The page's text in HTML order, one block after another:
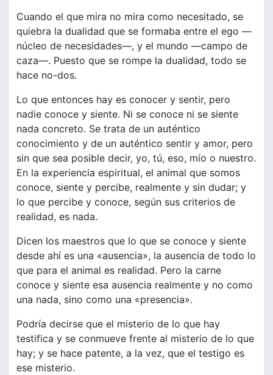
Cuando el que mira no mira como necesitado, se
quiebra la dualidad que se formaba entre el ego —
núcleo de necesidades—, y el mundo —campo de
caza—. Puesto que se rompe la dualidad, todo se
hace no-dos.
Lo que entonces hay es conocer y sentir, pero
nadie conoce y siente. Ni se conoce ni se siente
nada concreto. Se trata de un auténtico
conocimiento y de un auténtico sentir y amor, pero
sin que sea posible decir, yo, tú, eso, mío o nuestro.
En la experiencia espiritual, el animal que somos
conoce, siente y percibe, realmente y sin dudar; y
lo que percibe y conoce, según sus criterios de
realidad, es nada.
Dicen los maestros que lo que se conoce y siente
desde ahí es una «ausencia», la ausencia de todo lo
que para el animal es realidad. Pero la carne
conoce y siente esa ausencia realmente y no como
una nada, sino como una «presencia».
Podría decirse que el misterio de lo que hay
testifica y se conmueve frente al misterio de lo que
hay; y se hace patente, a la vez, que el testigo es
ese misterio.